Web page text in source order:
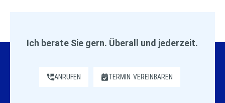
Ich berate Sie gern. Überall und jederzeit.
ANRUFEN TERMIN VEREINBAREN